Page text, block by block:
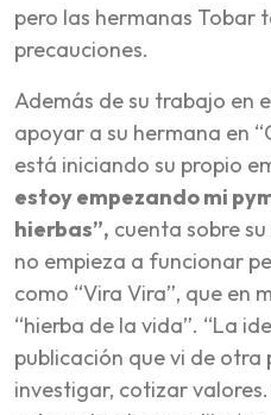
pero las hermanas Tobar
precauciones.
Además de su trabajo en
apoyar a su hermana en
está iniciando su propio
estoy empezando mi
hierbas”, cuenta sobre
no empieza a funcionar
como “Vira Vira”, que en
“hierba de la vida”. “La
publicación que vi de otra
investigar, cotizar